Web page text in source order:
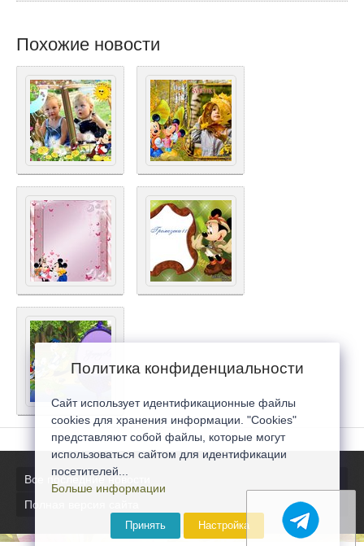
Похожие новости
Все последние новости
Полная версия сайта
Политика конфиденциальности
Сайт использует идентификационные файлы
cookies для хранения информации. "Cookies"
представляют собой файлы, которые могут
использоваться сайтом для идентификации
посетителей...
Больше информации
Принять Настройка